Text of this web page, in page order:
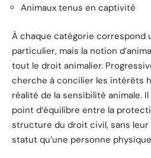
Animaux tenus en captivité
À chaque catégorie correspond
particulier, mais la notion
tout le droit animalier.
cherche à concilier les intérêts
réalité de la sensibilité animale.
point d’équilibre entre la
structure du droit civil, sans leur
statut qu’une personne